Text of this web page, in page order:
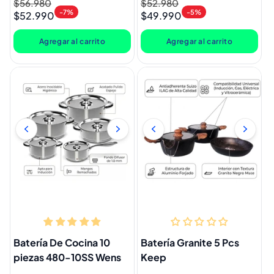
Precio
habitual
$56.980
Precio
de
oferta
$52.990 -7%
Agregar al carrito
Precio
habitual
$52.980
Precio
de
oferta
$49.990 -5%
Agregar al carrito
Batería De Cocina 10
piezas 480-10SS Wens
Batería Granite 5 Pcs
Keep